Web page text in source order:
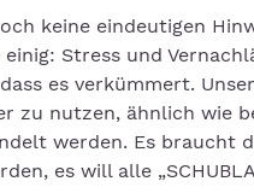
keine eindeutigen
Stress und
es verkümmert.
zu nutzen, ähnlich wie
werden. Es braucht
es will alle